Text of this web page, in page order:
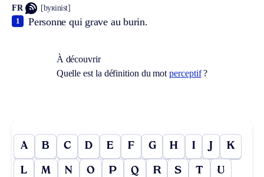
FR [byʀinist]
Personne qui grave au burin.
1
À découvrir
Quelle est la définition du motperceptif?
A B C D E F G H I J K
L M N O P Q R S T U